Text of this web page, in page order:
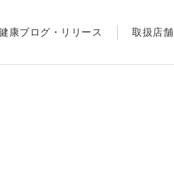
康ブログ・リリース 取扱店舗